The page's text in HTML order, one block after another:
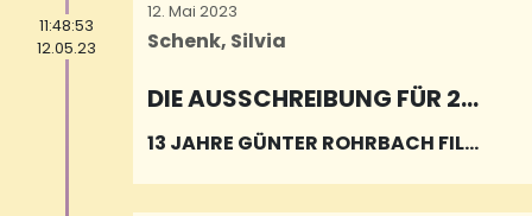
11:48:53
12.05.23
12. Mai 2023
Schenk, Silvia
DIE AUSSCHREIBUNG FÜR 20
23 HAT BEGONNEN
13 JAHRE GÜNTER ROHRBACH FILM